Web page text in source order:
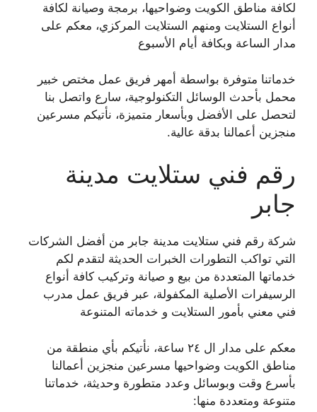
لكافة مناطق الكويت وضواحيها، برمجة وصيانة لكافة
أنواع الستلايت ومنهم الستلايت المركزي، معكم على
مدار الساعة وبكافة أيام الأسبوع
خدماتنا متوفرة بواسطة أمهر فريق عمل مختص خبير
محمل بأحدث الوسائل التكنولوجية، سارع واتصل بنا
لتحصل على الأفضل وبأسعار متميزة، نأتيكم مسرعين
منجزين أعمالنا بدقة عالية.
رقم فني ستلايت مدينة
جابر
شركة رقم فني ستلايت مدينة جابر من أفضل الشركات
التي تواكب التطورات الخبرات الحديثة لتقدم لكم
خدماتها المتعددة من بيع و صيانة وتركيب كافة أنواع
الرسيفرات الأصلية المكفولة، عبر فريق عمل مدرب
فني معني بأمور الستلايت و خدماته المتنوعة
معكم على مدار ال ٢٤ ساعة، نأتيكم بأي منطقة من
مناطق الكويت وضواحيها مسرعين منجزين أعمالنا
بأسرع وقت وبوسائل وعدد متطورة وحديثة، خدماتنا
متنوعة ومتعددة منها: